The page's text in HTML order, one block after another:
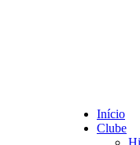
Início
Clube